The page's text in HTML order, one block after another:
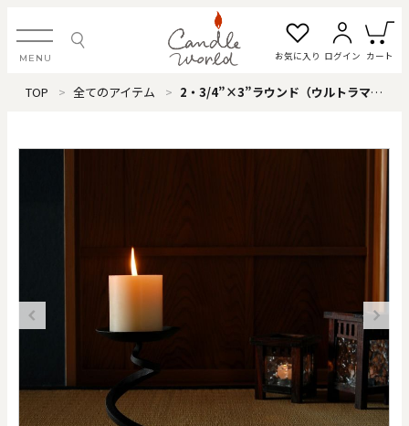
MENU お気に入り ログイン カート
ログイン・新規会員登録
すべてのアイテム
カテゴリから探す
価格で探す
TOP 全てのアイテム 2・3/4”×3”ラウンド（ウルトラマリン）